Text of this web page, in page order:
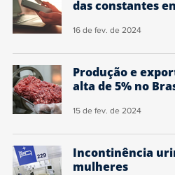
das constantes
16 de fev. de 2024
Produção e
alta de 5% no
15 de fev. de 2024
Incontinência
mulheres